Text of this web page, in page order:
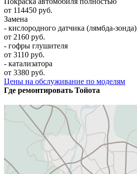
от 114450 руб.
Замена
- кислородного датчика (лямбда-зонда)
от 2160 руб.
- гофры глушителя
от 3110 руб.
- катализатора
от 3380 руб.
Цены на обслуживание по моделям
Где ремонтировать Тойота